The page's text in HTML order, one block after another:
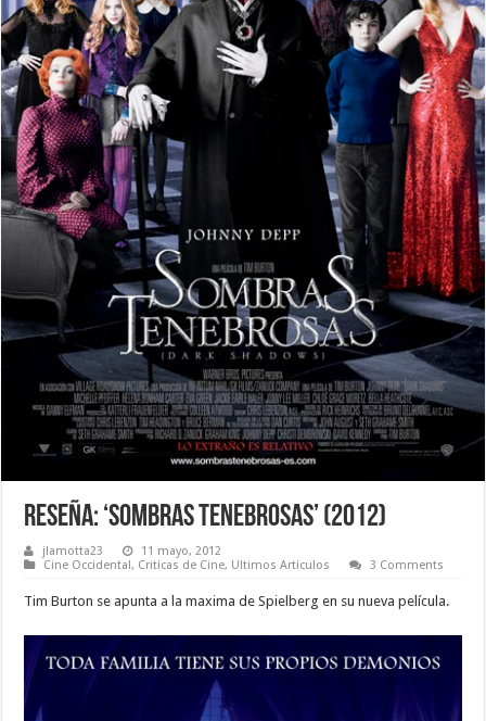
Reseña: ‘Sombras Tenebrosas’ (2012)
jlamotta23
11 mayo, 2012
Cine Occidental, Criticas de Cine, Ultimos Articulos 3 Comments
Tim Burton se apunta a la maxima de Spielberg en su nueva película.